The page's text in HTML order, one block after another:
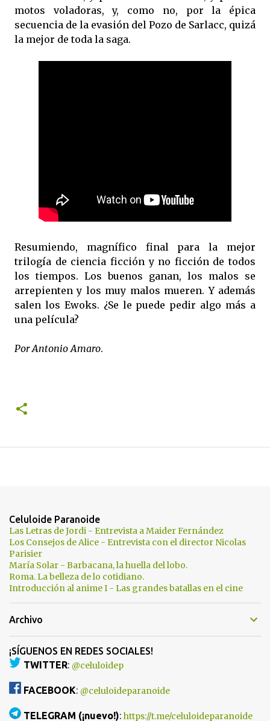
motos voladoras, y, como no, por la épica
secuencia de la evasión del Pozo de Sarlacc, quizá
la mejor de toda la saga.
Resumiendo, magnífico final para la mejor
trilogía de ciencia ficción y no ficción de todos
los tiempos. Los buenos ganan, los malos se
arrepienten y los muy malos mueren. Y además
salen los Ewoks. ¿Se le puede pedir algo más a
una película?
Por Antonio Amaro.
Celuloide Paranoide
Las Letras de Jordi - Entrevista a Maider Fernández
Los Consejos de Alice - Entrevista con el director Nicolas
Parisier
María Solar - Barbacana, la huella del lobo.
Roma. La belleza de lo cotidiano.
Introducción al anime I - Las grandes batallas en el cine
Archivo
¡SÍGUENOS EN REDES SOCIALES!
TWITTER: @celuloidep
FACEBOOK: @celuloideparanoide
TELEGRAM (¡nuevo!): https://t.me/celuloideparanoide